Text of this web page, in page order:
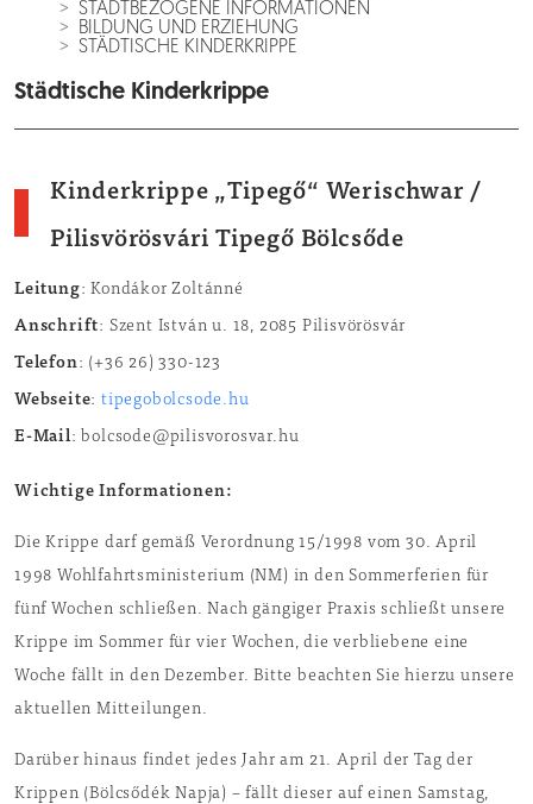
STADTBEZOGENE INFORMATIONEN
BILDUNG UND ERZIEHUNG
STÄDTISCHE KINDERKRIPPE
Städtische Kinderkrippe
Kinderkrippe „Tipegő“ Werischwar /
Pilisvörösvári Tipegő Bölcsőde
Leitung: Kondákor Zoltánné
Anschrift: Szent István u. 18, 2085 Pilisvörösvár
Telefon: (+36 26) 330-123
Webseite:tipegobolcsode.hu
E-Mail: bolcsode@pilisvorosvar.hu
Wichtige Informationen:
Die Krippe darf gemäß Verordnung 15/1998 vom 30. April
1998 Wohlfahrtsministerium (NM) in den Sommerferien für
fünf Wochen schließen. Nach gängiger Praxis schließt unsere
Krippe im Sommer für vier Wochen, die verbliebene eine
Woche fällt in den Dezember. Bitte beachten Sie hierzu unsere
aktuellen Mitteilungen.
Darüber hinaus findet jedes Jahr am 21. April der Tag der
Krippen (Bölcsődék Napja) – fällt dieser auf einen Samstag,